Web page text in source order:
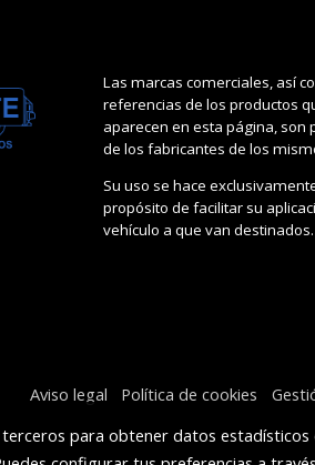
Las marcas comerciales, así
referencias de los productos
aparecen en esta página, son
de los fabricantes de los
Su uso se hace
propósito de facilitar su
vehículo a que van destinados.
Aviso legal Política de cookies
para obtener datos estadísticos